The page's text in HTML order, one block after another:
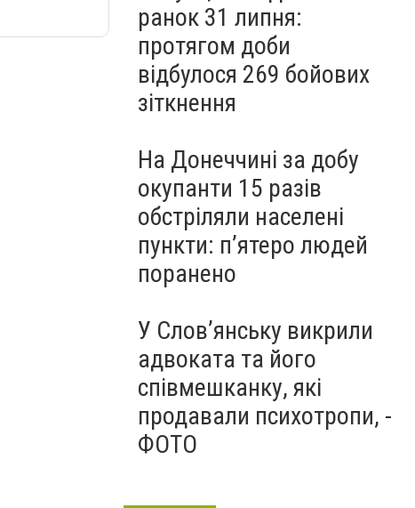
ранок 31 липня:
протягом доби
відбулося 269 бойових
зіткнення
На Донеччині за добу
окупанти 15 разів
обстріляли населені
пункти: пʼятеро людей
поранено
У Слов’янську викрили
адвоката та його
співмешканку, які
продавали психотропи, -
ФОТО